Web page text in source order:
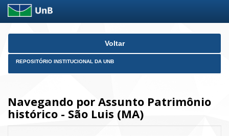
Skip
Voltar
REPOSITÓRIO INSTITUCIONAL DA UNB
Navegando por Assunto Patrimônio
histórico - São Luis (MA)